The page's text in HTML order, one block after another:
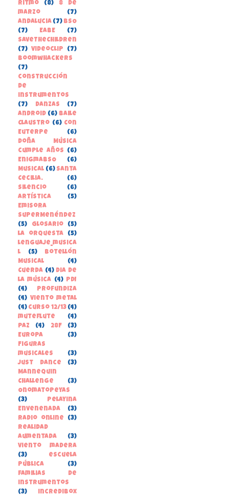
Ritmo (8)
8 de
marzo
(7)
Andalucia (7) BSO
(7)
EABE
(7)
SaveTheChildren
(7) Videoclip
(7)
boomwhackers
(7)
construcción
de
instrumentos
(7)
danzas
(7)
Android (6) Baile
Claustro (6) Con
Euterpe
(6)
Doña Música
cumple años
(6)
EnigmaBSO
(6)
Musical (6) Santa
Cecilia.
(6)
Silencio
(6)
Artística
(5)
Emisora
SuperMenéndez
(5)
Glosario
(5)
la orquesta
(5)
lenguaje_musica
l
(5)
Botellón
Musical
(4)
Cuerda (4) Dia de
la música (4) PDI
(4)
Profundiza
(4) Viento metal
(4) curso 12/13 (4)
muteflute
(4)
paz
(4) 28F
(3)
Europa
(3)
Figuras
musicales
(3)
Just Dance
(3)
Mannequin
Challenge
(3)
Onomatopeyas
(3)
Pelayina
Envenenada
(3)
Radio online
(3)
Realidad
Aumentada
(3)
Viento madera
(3)
escuela
pública
(3)
familias de
instrumentos
(3)
incredibox